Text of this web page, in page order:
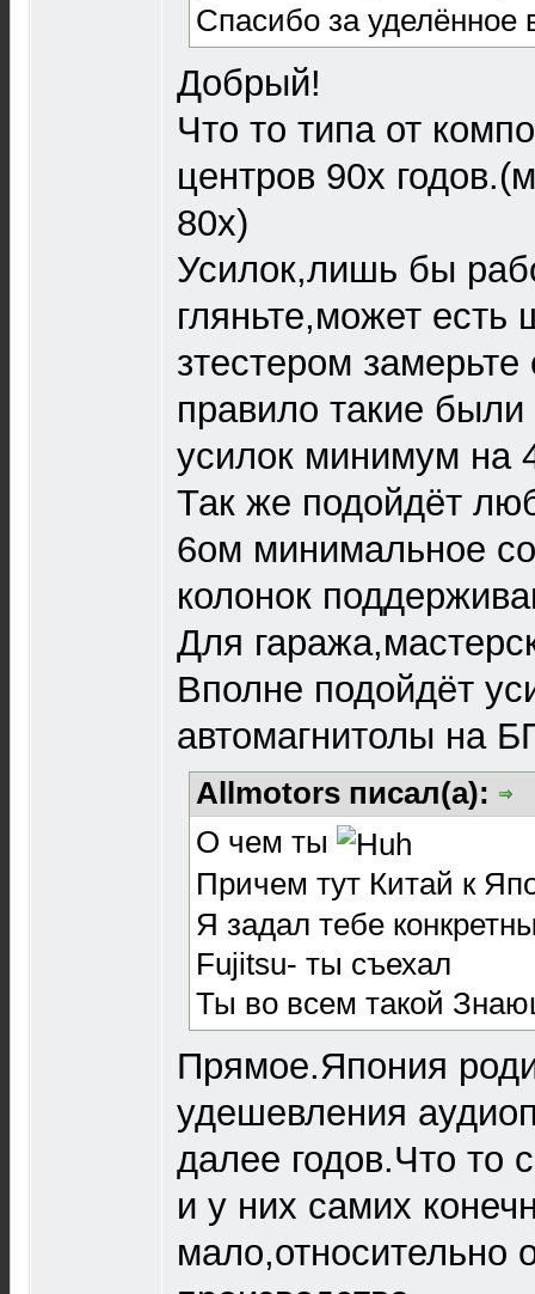
Спасибо за уделённое
Добрый!
Что то типа от
центров 90х
80х)
Усилок,лишь бы
гляньте,может есть
зтестером
правило такие
усилок минимум на
Так же подойдёт
6ом минимальное
колонок
Для
Вполне подойдёт
автомагнитолы на
Allmotors писал(а):
О чем ты
Причем тут Китай к
Я задал тебе
Fujitsu- ты съехал
Ты во всем такой
Прямое.Япония
удешевления
далее годов.Что то
и у них самих